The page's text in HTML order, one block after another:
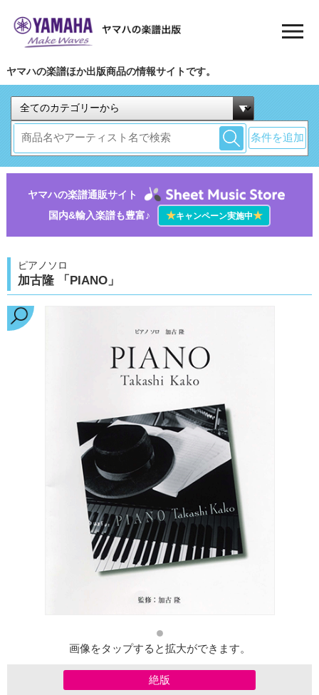
ヤマハの楽譜ほか出版商品の情報サイトです。
条件を追加
ヤマハの楽譜通販サイト
国内&輸入楽譜も豊富♪
★キャンペーン実施中★
ピアノソロ
加古隆 「PIANO」
画像をタップすると拡大ができます。
絶版